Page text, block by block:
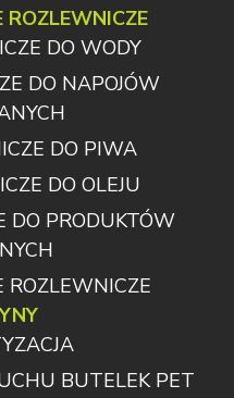
ROZLEWNICZE
DO WODY
DO NAPOJÓW
DO PIWA
DO OLEJU
DO PRODUKTÓW
ROZLEWNICZE
BUTELEK PET